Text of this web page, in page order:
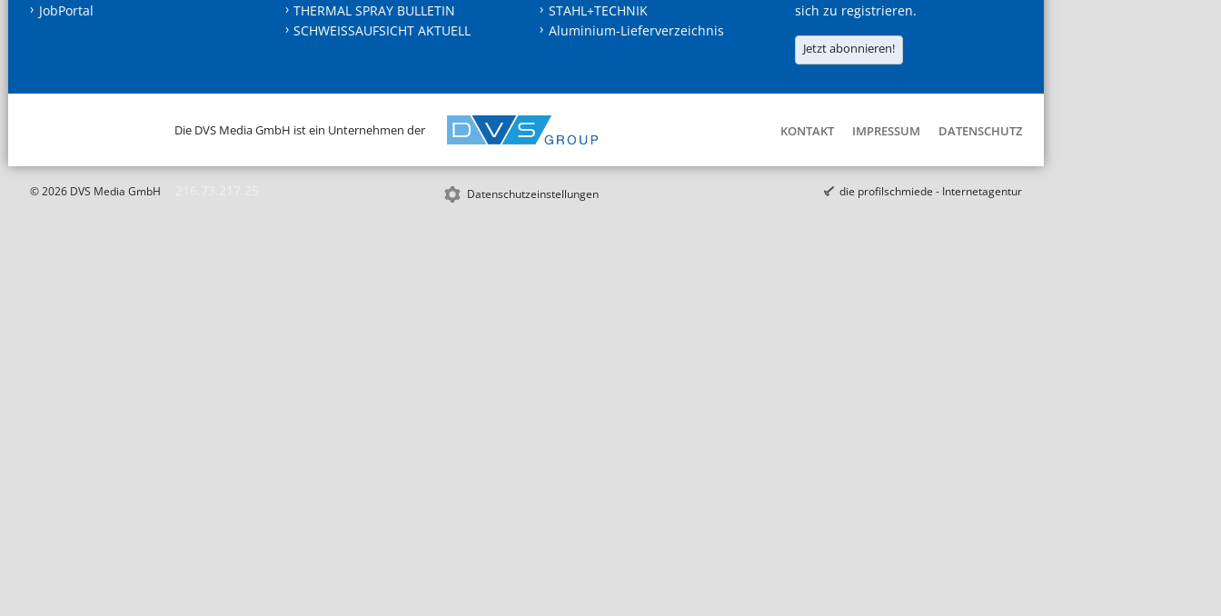
JobPortal
THERMAL SPRAY BULLETIN
SCHWEISSAUFSICHT AKTUELL
STAHL+TECHNIK
Aluminium-Lieferverzeichnis
sich zu registrieren.
Jetzt abonnieren!
Die DVS Media GmbH ist ein Unternehmen der KONTAKT IMPRESSUM DATENSCHUTZ
© 2026 DVS Media GmbH Datenschutzeinstellungen die profilschmiede - Internetagentur